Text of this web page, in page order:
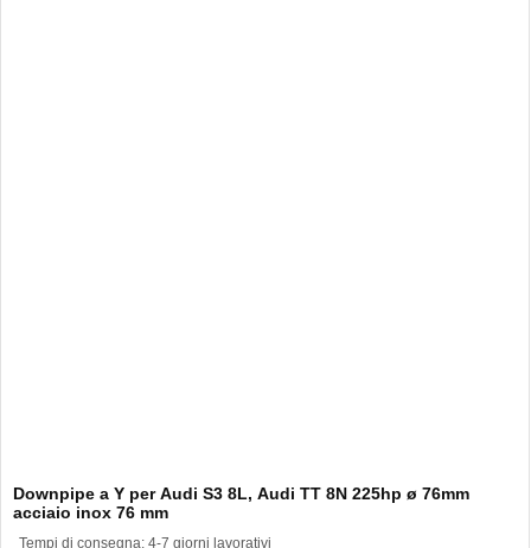
Downpipe a Y per Audi S3 8L, Audi TT 8N 225hp ø 76mm
acciaio inox 76 mm
Tempi di consegna: 4-7 giorni lavorativi